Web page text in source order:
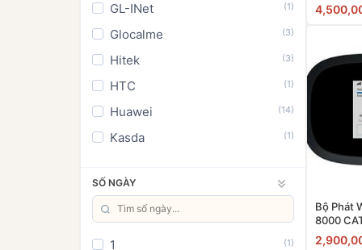
GL-INet (1)
Glocalme (3)
Hitek (3)
HTC (1)
Huawei (14)
Kasda (1)
Mercusys (1)
Mobifone
Netgear (16)
SỐ NGÀY
1 (1)
Bộ Phát
8000